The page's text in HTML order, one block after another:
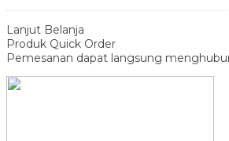
Lanjut Belanja
Produk Quick Order
Pemesanan dapat langsung